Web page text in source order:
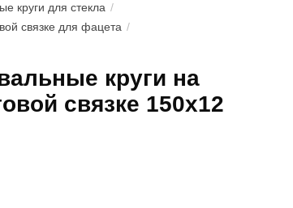
круги для стекла
связке для фацета
круги на
связке 150х12